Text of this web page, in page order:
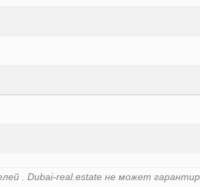
. Dubai-real.estate не может